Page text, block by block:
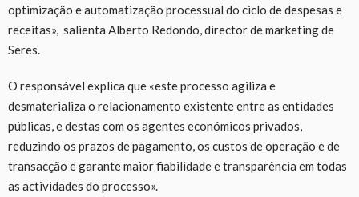
optimização e automatização processual do ciclo de despesas e
receitas», salienta Alberto Redondo, director de marketing de
Seres.
O responsável explica que «este processo agiliza e
desmaterializa o relacionamento existente entre as entidades
públicas, e destas com os agentes económicos privados,
reduzindo os prazos de pagamento, os custos de operação e de
transacção e garante maior fiabilidade e transparência em todas
as actividades do processo».